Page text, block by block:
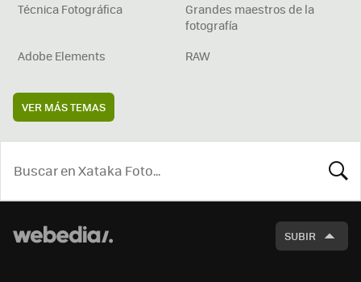
Técnica Fotográfica
Grandes maestros de la
fotografía
Adobe Elements
RAW
VER MÁS TEMAS
SUBIR